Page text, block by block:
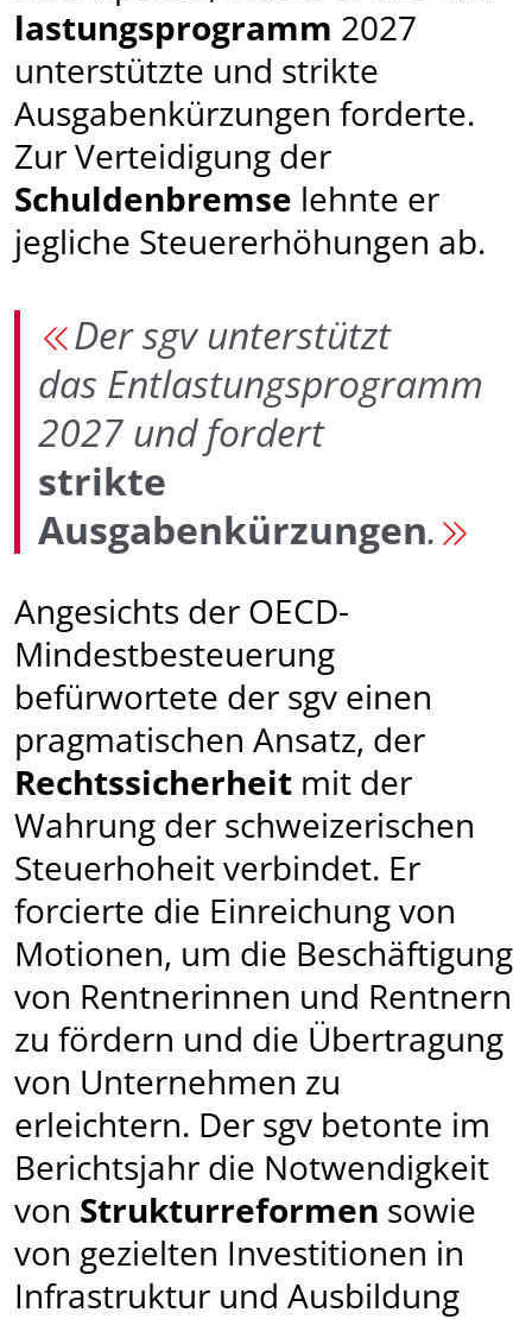
lastungs­programm 2027
unterstützte und strikte
Ausgabenkürzungen forderte.
Zur Verteidigung der
Schuldenbremse lehnte er
jegliche Steuererhöhungen ab.
Der sgv unterstützt
das Entlastungsprogramm
2027 und fordert
strikte
Ausgabenkürzungen.
Angesichts der OECD-
Mindestbesteuerung
befürwortete der sgv einen
pragmatischen Ansatz, der
Rechtssicherheit mit der
Wahrung der schweizerischen
Steuerhoheit verbindet. Er
forcierte die Einreichung von
Motionen, um die Beschäftigung
von Rentnerinnen und Rentnern
zu fördern und die Übertragung
von Unternehmen zu
erleichtern. Der sgv betonte im
Berichtsjahr die Not­wendig­keit
von Strukturreformen sowie
von gezielten Investitionen in
Infrastruktur und Ausbildung